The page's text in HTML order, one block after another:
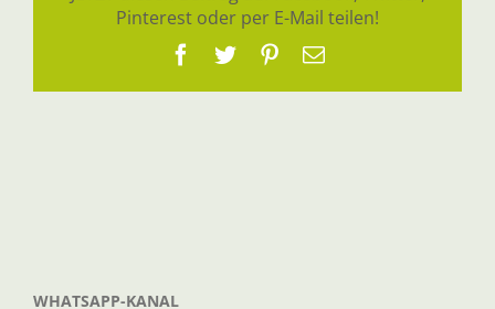
Pinterest oder per E-Mail teilen!
Facebook
TwitterPinterest
E-
WHATSAPP-KANAL